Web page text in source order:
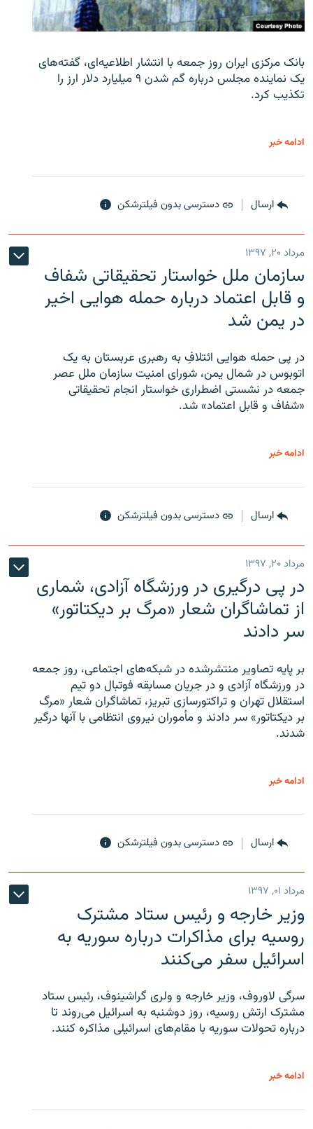
بانک مرکزی ایران روز جمعه با انتشار اطلاعیه‌ای، گفته‌های
یک نماینده مجلس درباره گم شدن ۹ میلیارد دلار ارز را
تکذیب کرد.
ادامه خبر
ارسال دسترسی بدون فیلترشکن
مرداد ۲۰, ۱۳۹۷
سازمان ملل خواستار تحقیقاتی شفاف
و قابل اعتماد درباره حمله هوایی اخیر
در یمن شد
در پی حمله هوایی ائتلافِ به رهبری عربستان به یک
اتوبوس در شمال یمن، شورای امنیت سازمان ملل عصر
جمعه در نشستی اضطراری خواستار انجام تحقیقاتی
«شفاف و قابل اعتماد» شد.
ادامه خبر
ارسال دسترسی بدون فیلترشکن
مرداد ۲۰, ۱۳۹۷
در پی درگیری در ورزشگاه آزادی، شماری
از تماشاگران شعار «مرگ بر دیکتاتور»
سر دادند
بر پایه تصاویر منتشرشده در شبکه‌های اجتماعی، روز جمعه
در ورزشگاه آزادی و در جریان مسابقه فوتبال دو تیم
استقلال تهران و تراکتورسازی تبریز، تماشاگران شعار «مرگ
بر دیکتاتور» سر دادند و مأموران نیروی انتظامی با آنها درگیر
شدند.
ادامه خبر
ارسال دسترسی بدون فیلترشکن
مرداد ۰۱, ۱۳۹۷
وزیر خارجه و رئیس‌ ستاد مشترک
روسیه برای مذاکرات درباره سوریه به
اسرائیل سفر می‌کنند
سرگی لاوروف، وزیر خارجه و ولری گراشینوف، رئیس ستاد
مشترک ارتش روسیه، روز دوشنبه به اسرائیل می‌روند تا
درباره تحولات سوریه با مقام‌های اسرائیلی مذاکره کنند.
ادامه خبر